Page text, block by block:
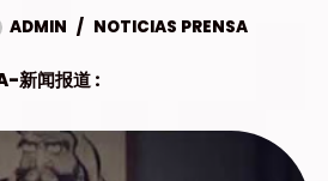
ADMIN NOTICIAS PRENSA
新闻报道 :